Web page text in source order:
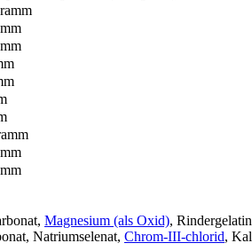
Magnesium (als Oxid),
Natriumselenat, Chrom-III-chlorid,